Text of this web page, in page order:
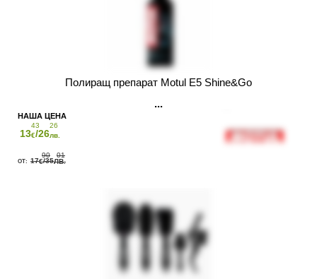
Полиращ препарат Motul E5 Shine&Go
13
43
€/26
26
лв.
17
90
€/35
01
ЛВ.